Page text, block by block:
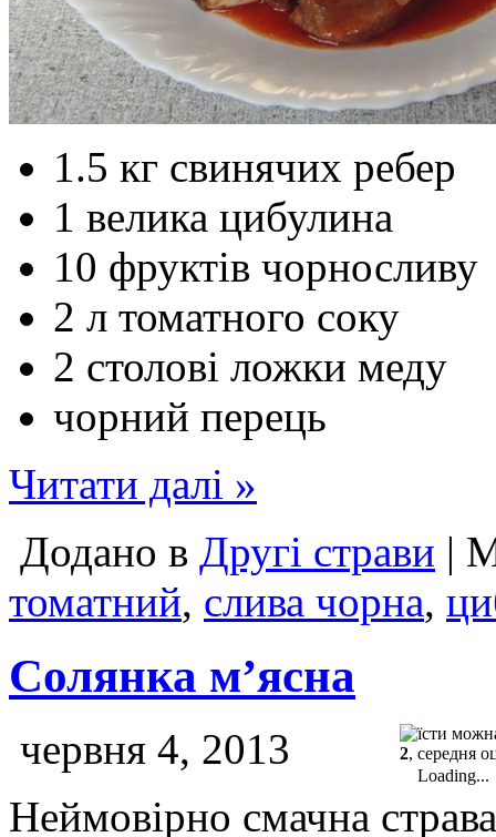
1.5 кг свинячих ребер
1 велика цибулина
10 фруктів чорносливу
2 л томатного соку
2 столові ложки меду
чорний перець
Читати далі »
Додано в Другі страви |
томатний, слива чорна,
Солянка м’ясна
червня 4, 2013 2, середня
Loading...
Неймовірно смачна